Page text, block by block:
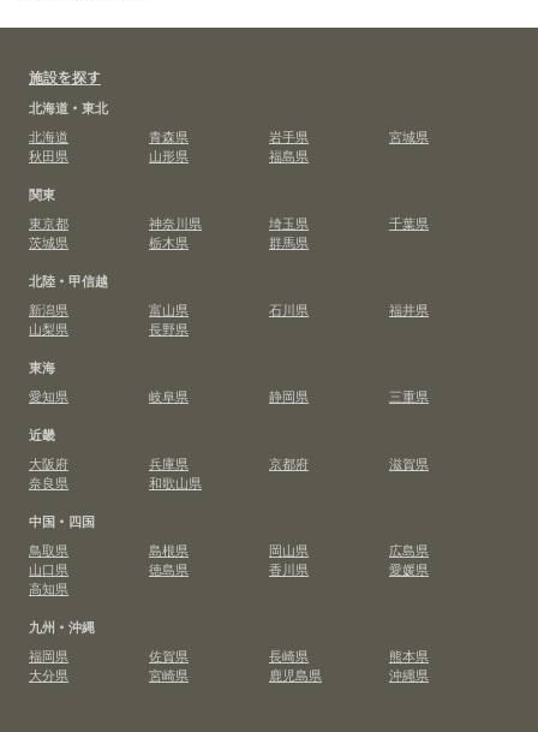
施設を探す
北海道・東北
北海道
青森県 岩手県
宮城県
秋田県
山形県
福島県
関東
東京都
神奈川県 埼玉県
千葉県
茨城県
栃木県
群馬県
北陸・甲信越
新潟県
富山県 石川県
福井県
山梨県
長野県
東海
愛知県
岐阜県 静岡県
三重県
近畿
大阪府
兵庫県 京都府
滋賀県
奈良県
和歌山県
中国・四国
鳥取県
島根県 岡山県
広島県
山口県
徳島県 香川県
愛媛県
高知県
九州・沖縄
福岡県
佐賀県 長崎県
熊本県
大分県
宮崎県 鹿児島県 沖縄県